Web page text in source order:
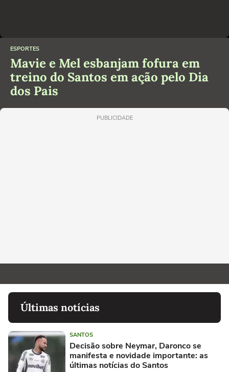
ESPORTES
Mavie e Mel esbanjam fofura em
treino do Santos em ação pelo Dia
dos Pais
PUBLICIDADE
Últimas notícias
SANTOS
Decisão sobre Neymar, Daronco se
manifesta e novidade importante: as
últimas notícias do Santos